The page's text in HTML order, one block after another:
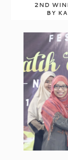
2ND
BY